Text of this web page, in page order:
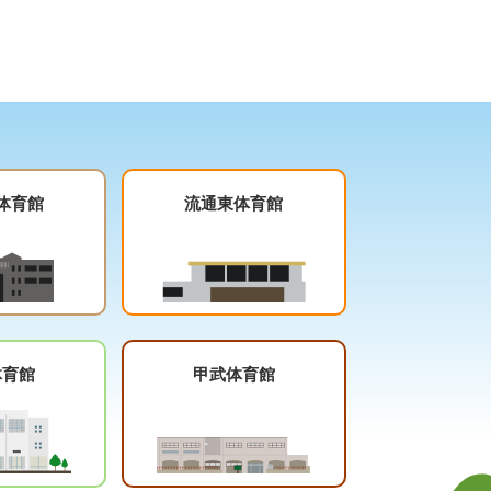
育館 流通東体育館
館 甲武体育館